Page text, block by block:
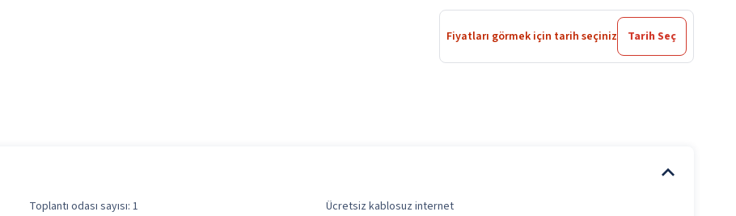
Fiyatları görmek için tarih seçiniz Tarih Seç
Toplantı odası sayısı: 1
Ücretsiz kablosuz internet